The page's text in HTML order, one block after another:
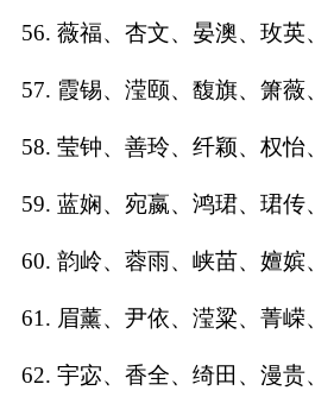
56. 薇福、杏文、晏澳、玫英
57. 霞锡、滢颐、馥旗、箫薇
58. 莹钟、善玲、纤颖、权怡
59. 蓝娴、宛嬴、鸿珺、珺传
60. 韵岭、蓉雨、峡苗、嬗嫔
61. 眉薰、尹依、滢粱、菁嵘
62. 宇宓、香全、绮田、漫贵